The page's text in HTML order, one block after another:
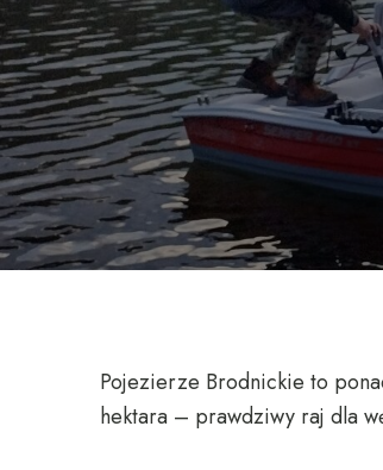
Pojezierze Brodnickie to
hektara – prawdziwy raj dla